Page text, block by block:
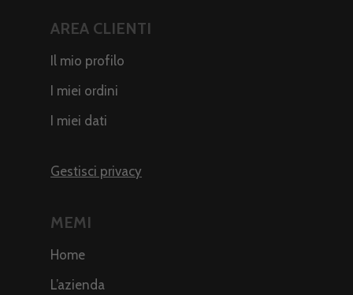
AREA CLIENTI
Il mio profilo
I miei ordini
I miei dati
Gestisci privacy
MEMI
Home
L’azienda